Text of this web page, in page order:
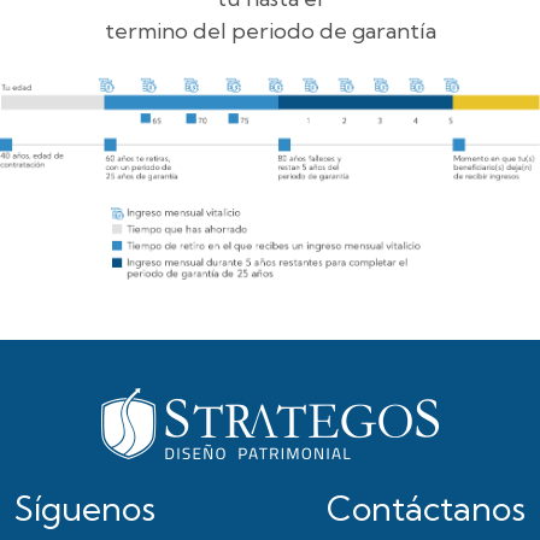
termino del periodo de garantía
Síguenos Contáctanos